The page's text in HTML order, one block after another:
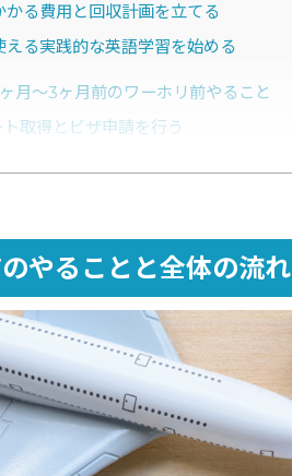
る費用と回収計画を立てる
える実践的な英語学習を始める
月〜3ヶ月前のワーホリ前やること
取得とビザ申請を行う
配と資金の準備をする
月〜1ヶ月前のワーホリ前やること
続きと引き継ぎを行う
と役所の手続き（年金・税金）
健康診断を済ませておく
月前〜直前のワーホリ前やること
物を準備してパッキングする
やることと全体の流れ